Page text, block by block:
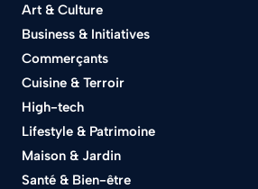
Art & Culture
Business & Initiatives
Commerçants
Cuisine & Terroir
High-tech
Lifestyle & Patrimoine
Maison & Jardin
Santé & Bien-être